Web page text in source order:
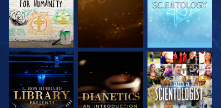
SERIE
ENTDECKEN
ENTDECKEN
ANSEHEN